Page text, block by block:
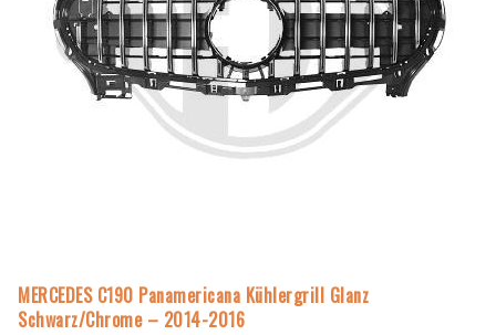
MERCEDES C190 Panamericana Kühlergrill Glanz
Schwarz/Chrome – 2014-2016